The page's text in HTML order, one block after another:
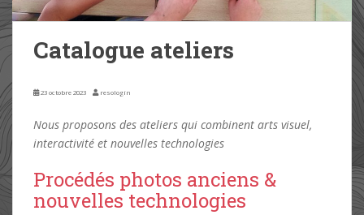
Catalogue ateliers
Nous proposons des ateliers qui combinent arts visuel,
interactivité et nouvelles technologies
Procédés photos anciens &
nouvelles technologies